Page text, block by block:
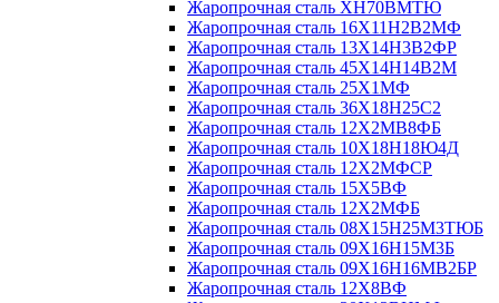
Жаропрочная сталь ХН70ВМТЮ
Жаропрочная сталь 16Х11Н2В2МФ
Жаропрочная сталь 13Х14Н3В2ФР
Жаропрочная сталь 45Х14Н14В2М
Жаропрочная сталь 25Х1МФ
Жаропрочная сталь 36Х18Н25С2
Жаропрочная сталь 12Х2МВ8ФБ
Жаропрочная сталь 10Х18Н18Ю4Д
Жаропрочная сталь 12Х2МФСР
Жаропрочная сталь 15Х5ВФ
Жаропрочная сталь 12Х2МФБ
Жаропрочная сталь 08Х15Н25М3ТЮБ
Жаропрочная сталь 09Х16Н15М3Б
Жаропрочная сталь 09Х16Н16МВ2БР
Жаропрочная сталь 12Х8ВФ